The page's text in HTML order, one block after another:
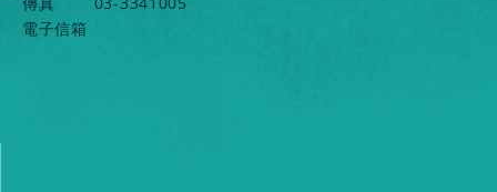
電子信箱